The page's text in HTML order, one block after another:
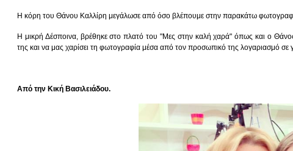
Η κόρη του Θάνου Καλλίρη μεγάλωσε από όσο βλέπουμε στην παρακάτω
Η μικρή Δέσποινα, βρέθηκε στο πλατό του "Μες στην καλή χαρά" όπως και ο
της και να μας χαρίσει τη φωτογραφία μέσα από τον προσωπικό της λογαριασμό σε
Από την Κική Βασιλειάδου.